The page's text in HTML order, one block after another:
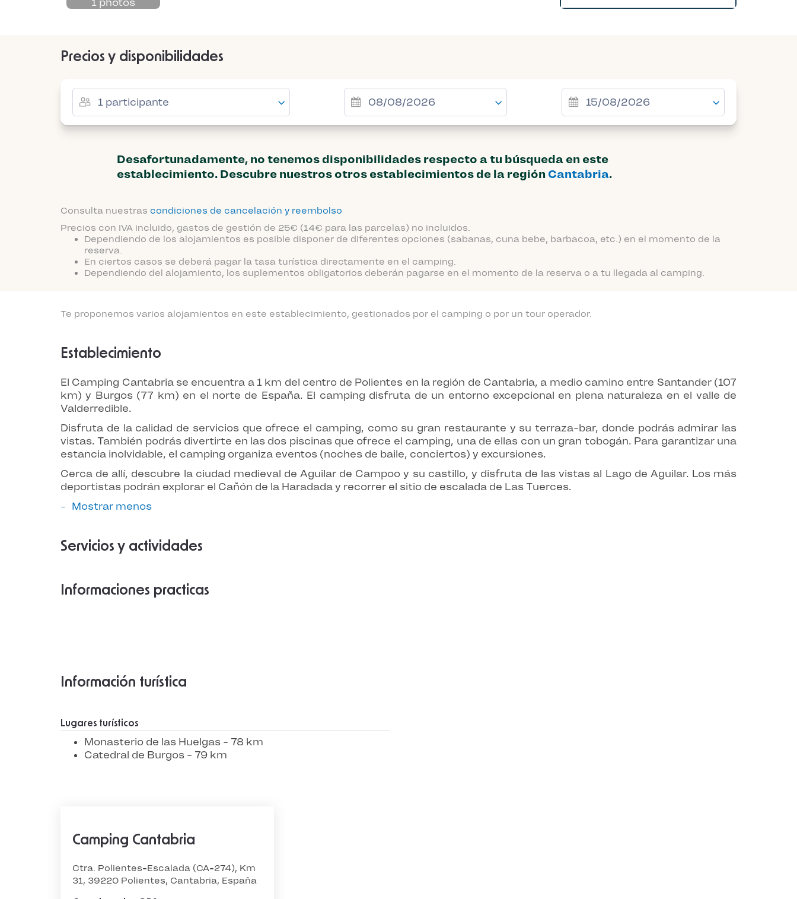
1 photos
Precios y disponibilidades
Desafortunadamente, no tenemos disponibilidades respecto a tu búsqueda en este
establecimiento. Descubre nuestros otros establecimientos de la región Cantabria.
Consulta nuestras condiciones de cancelación y reembolso
Precios con IVA incluido, gastos de gestión de 25€ (14€ para las parcelas) no incluidos.
Dependiendo de los alojamientos es posible disponer de diferentes opciones (sabanas, cuna bebe, barbacoa, etc.) en el momento de la
reserva.
En ciertos casos se deberá pagar la tasa turística directamente en el camping.
Dependiendo del alojamiento, los suplementos obligatorios deberán pagarse en el momento de la reserva o a tu llegada al camping.
Te proponemos varios alojamientos en este establecimiento, gestionados por el camping o por un tour operador.
Establecimiento
El Camping Cantabria se encuentra a 1 km del centro de Polientes en la región de Cantabria, a medio camino entre Santander (107
km) y Burgos (77 km) en el norte de España. El camping disfruta de un entorno excepcional en plena naturaleza en el valle de
Valderredible.
Disfruta de la calidad de servicios que ofrece el camping, como su gran restaurante y su terraza-bar, donde podrás admirar las
vistas. También podrás divertirte en las dos piscinas que ofrece el camping, una de ellas con un gran tobogán. Para garantizar una
estancia inolvidable, el camping organiza eventos (noches de baile, conciertos) y excursiones.
Cerca de allí, descubre la ciudad medieval de Aguilar de Campoo y su castillo, y disfruta de las vistas al Lago de Aguilar. Los más
deportistas podrán explorar el Cañón de la Haradada y recorrer el sitio de escalada de Las Tuerces.
Mostrar menos
Servicios y actividades
Informaciones practicas
Información turística
Lugares turísticos
Monasterio de las Huelgas - 78 km
Catedral de Burgos - 79 km
Camping Cantabria
Ctra. Polientes-Escalada (CA-274), Km
31, 39220 Polientes, Cantabria, España